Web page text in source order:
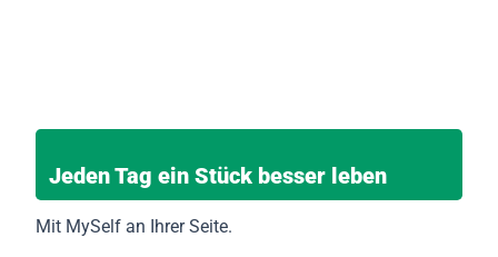
Jeden Tag ein Stück besser leben
Mit MySelf an Ihrer Seite.